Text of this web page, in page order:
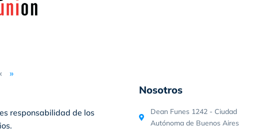
responsabilidad de los
»
Nosotros
Dean Funes 1242 - Ciudad
Autónoma de Buenos Aires